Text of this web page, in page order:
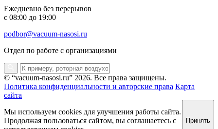
Ежедневно без перерывов
с 08:00 до 19:00
podbor@vacuum-nasosi.ru
Отдел по работе с организациями
© “vacuum-nasosi.ru” 2026. Все права защищены.
Политика конфиденциальности и авторские права Карта
сайта
Мы используем cookies для улучшения работы сайта.
Продолжая пользоваться сайтом, вы соглашаетесь с
Принять